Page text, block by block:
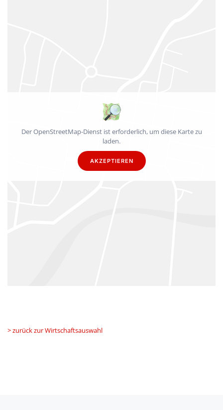
Der OpenStreetMap-Dienst ist erforderlich, um diese Karte zu
laden.
AKZEPTIEREN
> zurück zur Wirtschaftsauswahl